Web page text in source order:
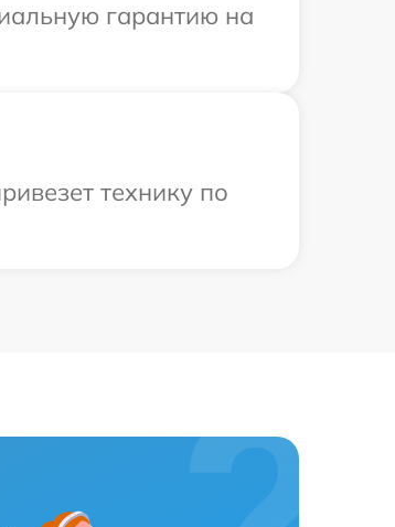
гарантию на
технику по